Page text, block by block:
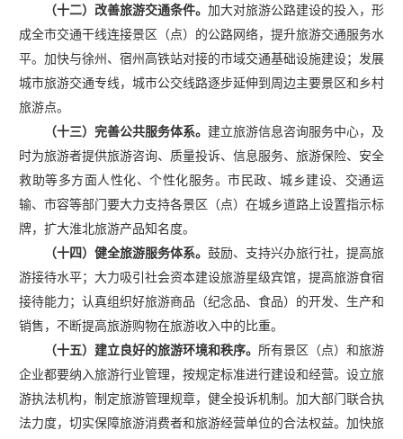
（十二）改善旅游交通条件。 加大对旅游公路建设的投入，形
成全市交通干线连接景区（点）的公路网络，提升旅游交通服务水
平。加快与徐州、宿州高铁站对接的市域交通基础设施建设；发展
城市旅游交通专线，城市公交线路逐步延伸到周边主要景区和乡村
旅游点。
（十三）完善公共服务体系。 建立旅游信息咨询服务中心，及
时为旅游者提供旅游咨询、质量投诉、信息服务、旅游保险、安全
救助等多方面人性化、个性化服务。市民政、城乡建设、交通运
输、市容等部门要大力支持各景区（点）在城乡道路上设置指示标
牌，扩大淮北旅游产品知名度。
（十四）健全旅游服务体系。 鼓励、支持兴办旅行社，提高旅
游接待水平；大力吸引社会资本建设旅游星级宾馆，提高旅游食宿
接待能力；认真组织好旅游商品（纪念品、食品）的开发、生产和
销售，不断提高旅游购物在旅游收入中的比重。
（十五）建立良好的旅游环境和秩序。 所有景区（点）和旅游
企业都要纳入旅游行业管理，按规定标准进行建设和经营。设立旅
游执法机构，制定旅游管理规章，健全投诉机制。加大部门联合执
法力度，切实保障旅游消费者和旅游经营单位的合法权益。加快旅